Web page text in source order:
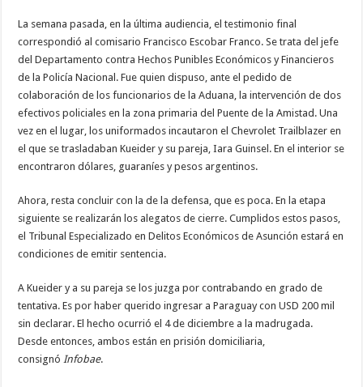
La semana pasada, en la última audiencia, el testimonio final
correspondió al comisario Francisco Escobar Franco. Se trata del jefe
del Departamento contra Hechos Punibles Económicos y Financieros
de la Policía Nacional. Fue quien dispuso, ante el pedido de
colaboración de los funcionarios de la Aduana, la intervención de dos
efectivos policiales en la zona primaria del Puente de la Amistad. Una
vez en el lugar, los uniformados incautaron el Chevrolet Trailblazer en
el que se trasladaban Kueider y su pareja, Iara Guinsel. En el interior se
encontraron dólares, guaraníes y pesos argentinos.
Ahora, resta concluir con la de la defensa, que es poca. En la etapa
siguiente se realizarán los alegatos de cierre. Cumplidos estos pasos,
el Tribunal Especializado en Delitos Económicos de Asunción estará en
condiciones de emitir sentencia.
A Kueider y a su pareja se los juzga por contrabando en grado de
tentativa. Es por haber querido ingresar a Paraguay con USD 200 mil
sin declarar. El hecho ocurrió el 4 de diciembre a la madrugada.
Desde entonces, ambos están en prisión domiciliaria,
consignóInfobae.